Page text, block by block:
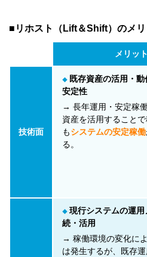
■リホスト（Lift＆Shift）のメリ
メリット
技術面
◆ 既存資産の活用・
安定性
→ 長年運用・安定稼
資産を活用すること
も システムの安定稼働
る。
◆ 現行システムの運
続・活用
→ 稼働環境の変化に
は発生するが、既存